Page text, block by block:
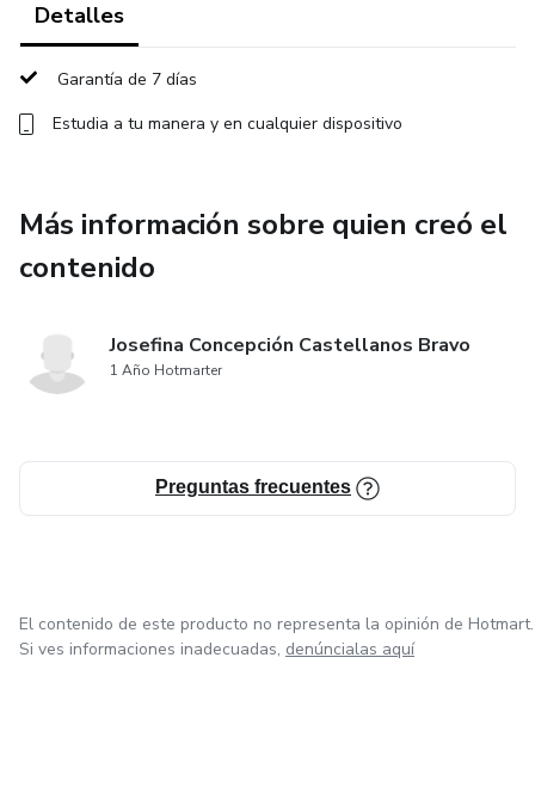
Detalles
Garantía de 7 días
Estudia a tu manera y en cualquier dispositivo
Más información sobre quien creó el
contenido
Josefina Concepción Castellanos Bravo
1 Año Hotmarter
Preguntas frecuentes
El contenido de este producto no representa la opinión de Hotmart.
Si ves informaciones inadecuadas, denúncialas aquí